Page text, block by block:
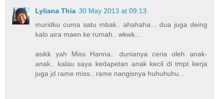
Lyliana Thia 30 May 2013 at 09:13
muridku cuma satu mbak.. ahahaha... dua juga deing
kalo aira maen ke rumah.. wkwk...
asikk yah Miss Hanna.. dunianya ceria oleh anak-
anak.. kalau saya kedapetan anak kecil di tmpt kerja
juga jd rame miss.. rame nangisnya huhuhuhu...